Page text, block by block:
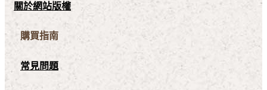
關於網站版權
購買指南
常見問題